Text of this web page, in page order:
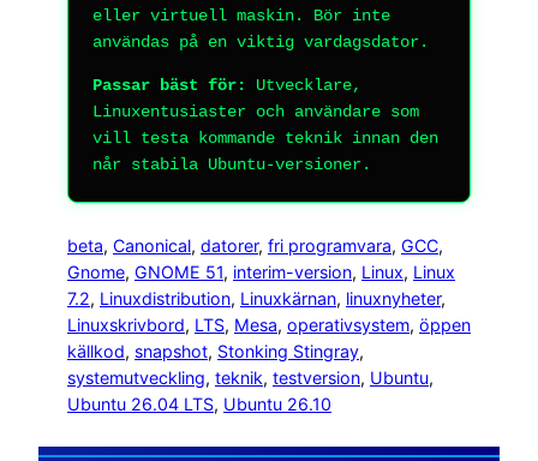
eller virtuell maskin. Bör inte
användas på en viktig vardagsdator.
Passar bäst för:
Utvecklare,
Linuxentusiaster och användare som
vill testa kommande teknik innan den
når stabila Ubuntu-versioner.
beta, Canonical, datorer, fri programvara, GCC
Gnome, GNOME 51, interim-version, Linux, Linux
7.2, Linuxdistribution, Linuxkärnan, linuxnyheter
Linuxskrivbord, LTS, Mesa, operativsystem, öppen
källkod, snapshot, Stonking Stingray
systemutveckling, teknik, testversion, Ubuntu
Ubuntu 26.04 LTS, Ubuntu 26.10